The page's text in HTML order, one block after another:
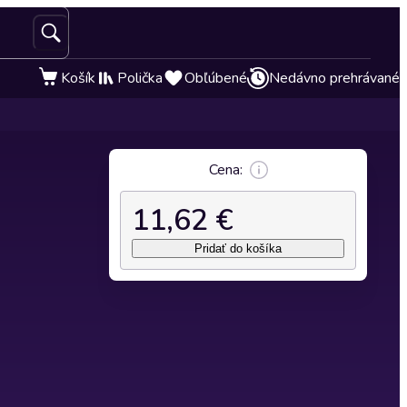
Košík Polička Obľúbené Nedávno prehrávané
Cena:
11,62 €
Pridať do košíka